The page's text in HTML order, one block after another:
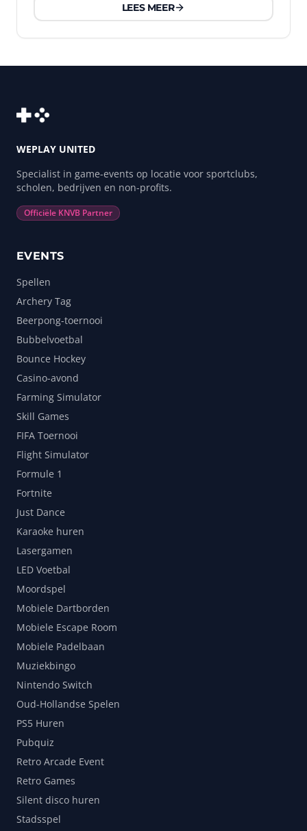
LEES MEER
WEPLAY UNITED
Specialist in game-events op locatie voor sportclubs,
scholen, bedrijven en non-profits.
Officiële KNVB Partner
EVENTS
Spellen
Archery Tag
Beerpong-toernooi
Bubbelvoetbal
Bounce Hockey
Casino-avond
Farming Simulator
Skill Games
FIFA Toernooi
Flight Simulator
Formule 1
Fortnite
Just Dance
Karaoke huren
Lasergamen
LED Voetbal
Moordspel
Mobiele Dartborden
Mobiele Escape Room
Mobiele Padelbaan
Muziekbingo
Nintendo Switch
Oud-Hollandse Spelen
PS5 Huren
Pubquiz
Retro Arcade Event
Retro Games
Silent disco huren
Stadsspel